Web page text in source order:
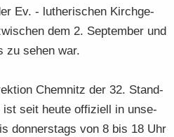
Ev. - lu­the­ri­schen Kirch­ge­
dem 2. Sep­tem­ber und
zu sehen war.
Chem­nitz der 32. Stand­
ist seit heute of­fi­zi­ell in un­se­
don­ners­tags von 8 bis 18 Uhr